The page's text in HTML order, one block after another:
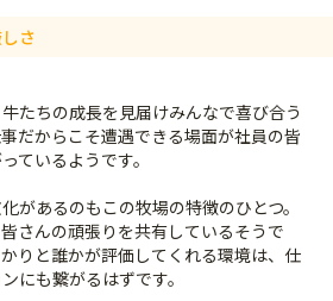
さ
たちの成長を見届けみんなで喜び合う
だからこそ遭遇できる場面が社員の皆
ているようです。
があるのもこの牧場の特徴のひとつ。
さんの頑張りを共有しているそうで
りと誰かが評価してくれる環境は、仕
にも繋がるはずです。